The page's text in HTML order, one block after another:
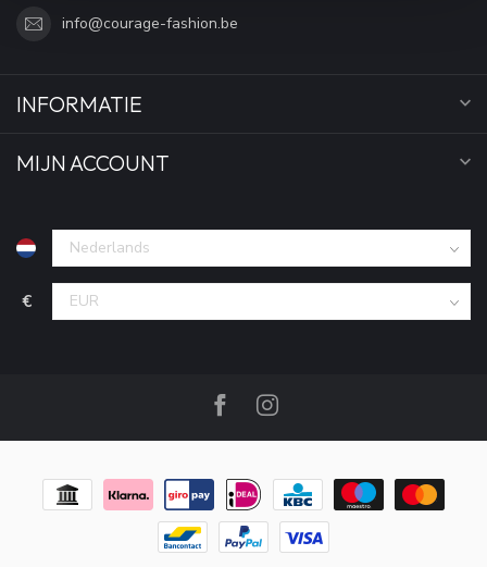
info@courage-fashion.be
INFORMATIE
MIJN ACCOUNT
€